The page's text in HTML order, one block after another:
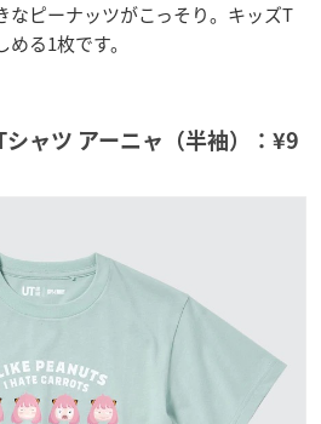
なピーナッツがこっそり。キッズT
る1枚です。
シャツ アーニャ（半袖）：¥9